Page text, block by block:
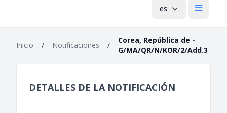
es Menú
Inicio / Notificaciones /
Corea, República de -
G/MA/QR/N/KOR/2/Add.3
DETALLES DE LA NOTIFICACIÓN